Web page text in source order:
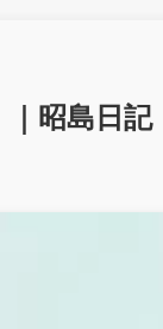
昭島日記